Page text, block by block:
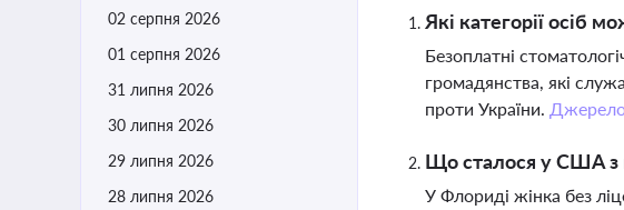
02 серпня 2026
01 серпня 2026
31 липня 2026
30 липня 2026
29 липня 2026
28 липня 2026
Які категорії осіб
Безоплатні
громадянства, які
проти України.
Що сталося у США з
У Флориді жінка без